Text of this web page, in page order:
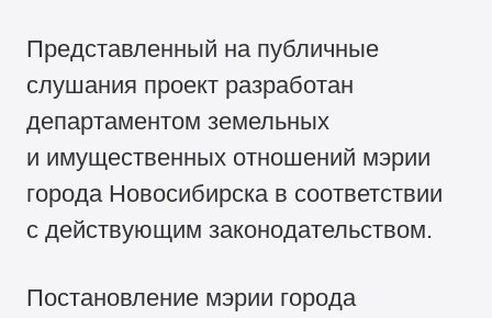
Представленный на публичные
слушания проект разработан
департаментом земельных
и имущественных отношений мэрии
города Новосибирска в соответствии
с действующим законодательством.
Постановление мэрии города